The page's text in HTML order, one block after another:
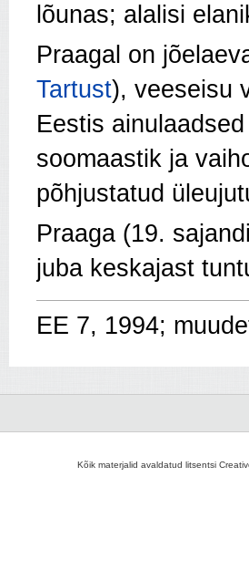
lõunas; alalisi
Praagal on
Tartust), veeseisu
Eestis
soomaastik ja
põhjustatud
Praaga (19.
juba keskajast
EE 7, 1994;
Kõik materjalid avaldatud litsentsi